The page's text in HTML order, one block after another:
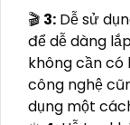
🎬 3: Dễ sử
để dễ dàng
không cần có
công nghệ
dụng một